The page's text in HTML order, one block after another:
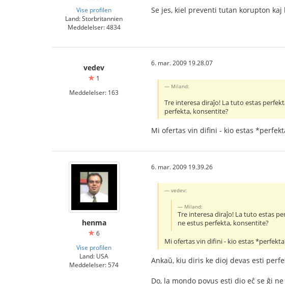
Vise profilen
Land: Storbritannien
Meddelelser: 4834
Se jes, kiel preventi tutan korupton
vedev
1
Meddelelser: 163
6. mar. 2009 19.28.07
Miland:
Tre interesa diraĵo! La tuto estas
perfekta, konsentite?
Mi ofertas vin difini - kio estas
henma
6
Vise profilen
Land: USA
Meddelelser: 574
6. mar. 2009 19.39.26
vedev:
Miland:
Tre interesa diraĵo! La tuto estas
ne estus perfekta, konsentite?
Mi ofertas vin difini - kio estas
Ankaŭ, kiu diris ke dioj devas esti
Do, la mondo povus esti dio eĉ se ĝi